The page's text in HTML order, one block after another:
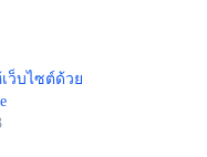
ว็บไซต์ด้วย